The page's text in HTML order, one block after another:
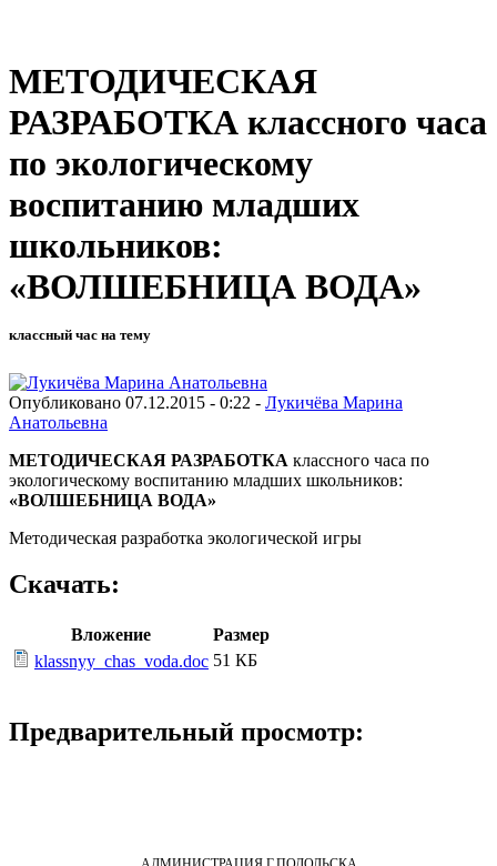
МЕТОДИЧЕСКАЯ
РАЗРАБОТКА классного часа
по экологическому
воспитанию младших
школьников:
«ВОЛШЕБНИЦА ВОДА»
классный час на тему
Опубликовано 07.12.2015 - 0:22 - Лукичёва Марина
Анатольевна
МЕТОДИЧЕСКАЯ РАЗРАБОТКА классного часа по
экологическому воспитанию младших школьников:
«ВОЛШЕБНИЦА ВОДА»
Методическая разработка экологической игры
Скачать:
Вложение
Размер
klassnyy_chas_voda.doc 51 КБ
Предварительный просмотр: